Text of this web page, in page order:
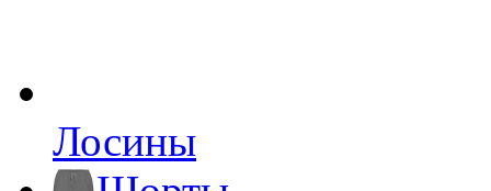
Лосины